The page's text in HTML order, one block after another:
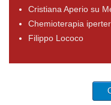
Cristiana Aperio su
Chemioterapia
Filippo Lococo